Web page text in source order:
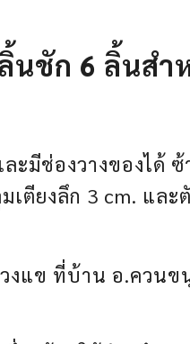
นชัก 6 ลิ้นสำ
ะมีช่องวางของได้ ซ้
ตียงลึก 3 cm. และตั
งแข ที่บ้าน อ.ควนข